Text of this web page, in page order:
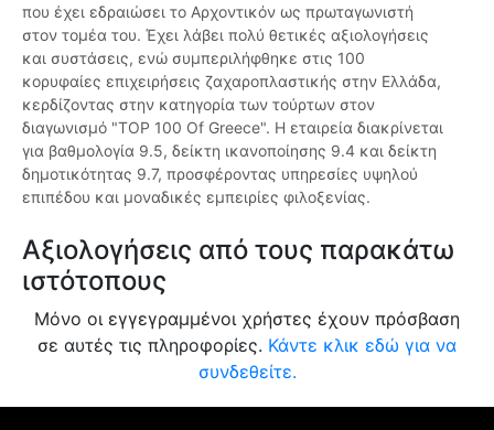
που έχει εδραιώσει το Αρχοντικόν ως πρωταγωνιστή
στον τομέα του. Έχει λάβει πολύ θετικές αξιολογήσεις
και συστάσεις, ενώ συμπεριλήφθηκε στις 100
κορυφαίες επιχειρήσεις ζαχαροπλαστικής στην Ελλάδα,
κερδίζοντας στην κατηγορία των τούρτων στον
διαγωνισμό "TOP 100 Of Greece". Η εταιρεία διακρίνεται
για βαθμολογία 9.5, δείκτη ικανοποίησης 9.4 και δείκτη
δημοτικότητας 9.7, προσφέροντας υπηρεσίες υψηλού
επιπέδου και μοναδικές εμπειρίες φιλοξενίας.
Αξιολογήσεις από τους παρακάτω
ιστότοπους
Μόνο οι εγγεγραμμένοι χρήστες έχουν πρόσβαση
σε αυτές τις πληροφορίες. Κάντε κλικ εδώ για να
συνδεθείτε.